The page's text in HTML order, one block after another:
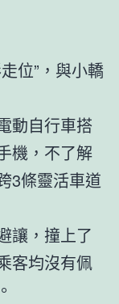
位”，與小轎
動自行車搭
機，不了解
3條靈活車道
讓，撞上了
客均沒有佩